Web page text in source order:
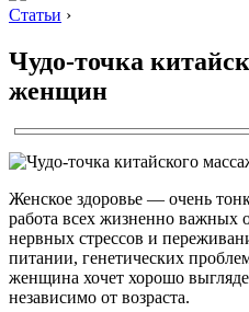
Статьи ›
Чудо-точка
женщин
Женское здоровье — очень
работа всех жизненно важных
нервных стрессов и
питании, генетических
женщина хочет хорошо
независимо от возраста.